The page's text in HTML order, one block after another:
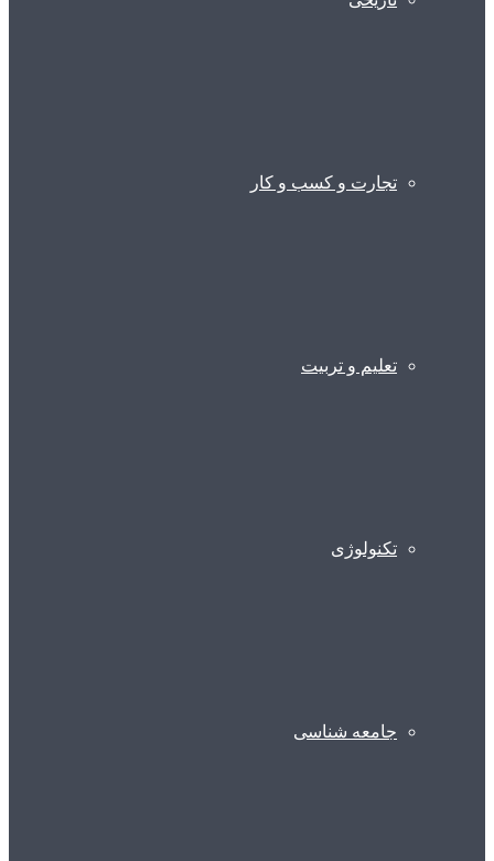
تجارت و کسب و کار
تعلیم و تربیت
تکنولوژی
جامعه شناسی